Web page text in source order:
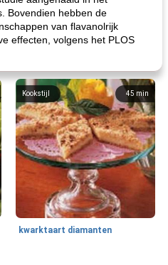
Bovendien hebben de
van flavanolrijk
effecten, volgens het PLOS
45 min
Kookstijl
kwarktaart diamanten